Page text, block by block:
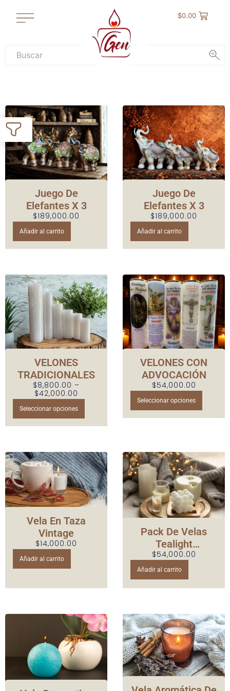
$0.00
Juego De
Elefantes X 3
$189,000.00
Añadir al carrito
Juego De
Elefantes X 3
$189,000.00
Añadir al carrito
VELONES
TRADICIONALES
$8,800.00 –
$42,000.00
Seleccionar opciones
s
t
p
r
o
d
u
n
m
ú
l
t
i
VELONES CON
ADVOCACIÓN
$54,000.00
Seleccionar opciones
s
t
r
o
d
u
c
t
o
ú
l
t
i
p
Vela En Taza
Vintage
$14,000.00
Añadir al carrito
Pack De Velas
Tealight
Perfumadas
$54,000.00
Añadir al carrito
PagePage